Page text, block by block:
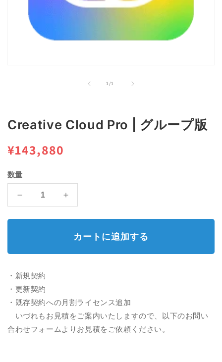
デ
ィ
(1)
を
く
1/
の1
Creative Cloud Pro | グループ版
通
常
価
格
¥143,880
数量
Creative
Cloud
Pro
ル
プ
版
の
数
量
Creative
Cloud
Pro
ル
の
数
量
カートに追加する
・新規契約
・更新契約
・既存契約への月割ライセンス追加
いづれもお見積をご案内いたしますので、以下のお問い
合わせフォームよりお見積をご依頼ください。